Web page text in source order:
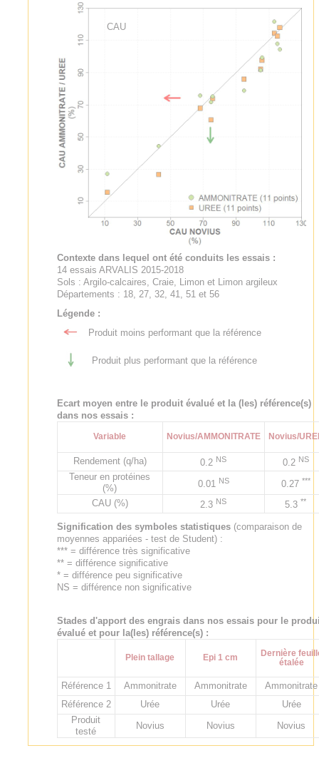
CAU
Contexte dans lequel ont été conduits les essais :
14 essais ARVALIS 2015-2018
Sols : Argilo-calcaires, Craie, Limon et Limon argileux
Départements : 18, 27, 32, 41, 51 et 56
Légende :
Produit moins performant que la référence
Produit plus performant que la référence
Ecart moyen entre le produit évalué et la (les) référence(s)
dans nos essais :
Variable Novius/AMMONITRATE Novius/
Rendement (q/ha) 0.2 NS 0.2 NS
Teneur en protéines
(%)
0.01 NS 0.27 ***
CAU (%) 2.3 NS 5.3 **
Signification des symboles statistiques(comparaison de
moyennes appariées - test de Student) :
*** = différence très significative
** = différence significative
* = différence peu significative
NS = différence non significative
Stades d'apport des engrais dans nos essais pour le
évalué et pour la(les) référence(s) :
Plein tallage Epi 1 cm
Dernière
étalée
Référence 1 Ammonitrate Ammonitrate
Ammonitrate
Référence 2
Urée Urée
Urée
Produit
testé
Novius Novius Novius